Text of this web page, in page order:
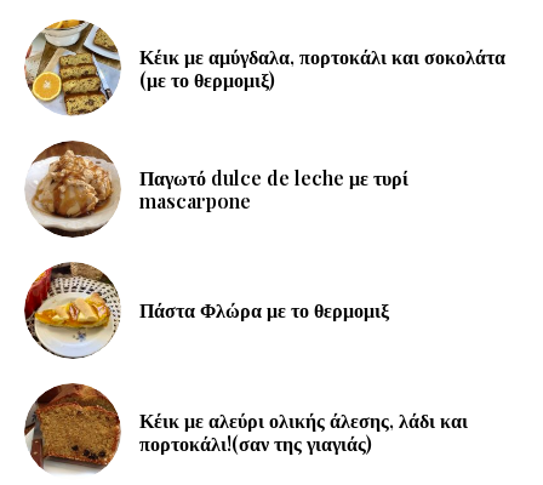
Κέικ με αμύγδαλα, πορτοκάλι και σοκολάτα
(με το θερμομιξ)
Παγωτό dulce de leche με τυρί
mascarpone
Πάστα Φλώρα με το θερμομιξ
Κέικ με αλεύρι ολικής άλεσης, λάδι και
πορτοκάλι!(σαν της γιαγιάς)